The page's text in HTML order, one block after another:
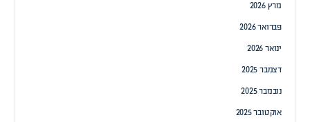
מרץ 2026
פברואר 2026
ינואר 2026
דצמבר 2025
נובמבר 2025
אוקטובר 2025